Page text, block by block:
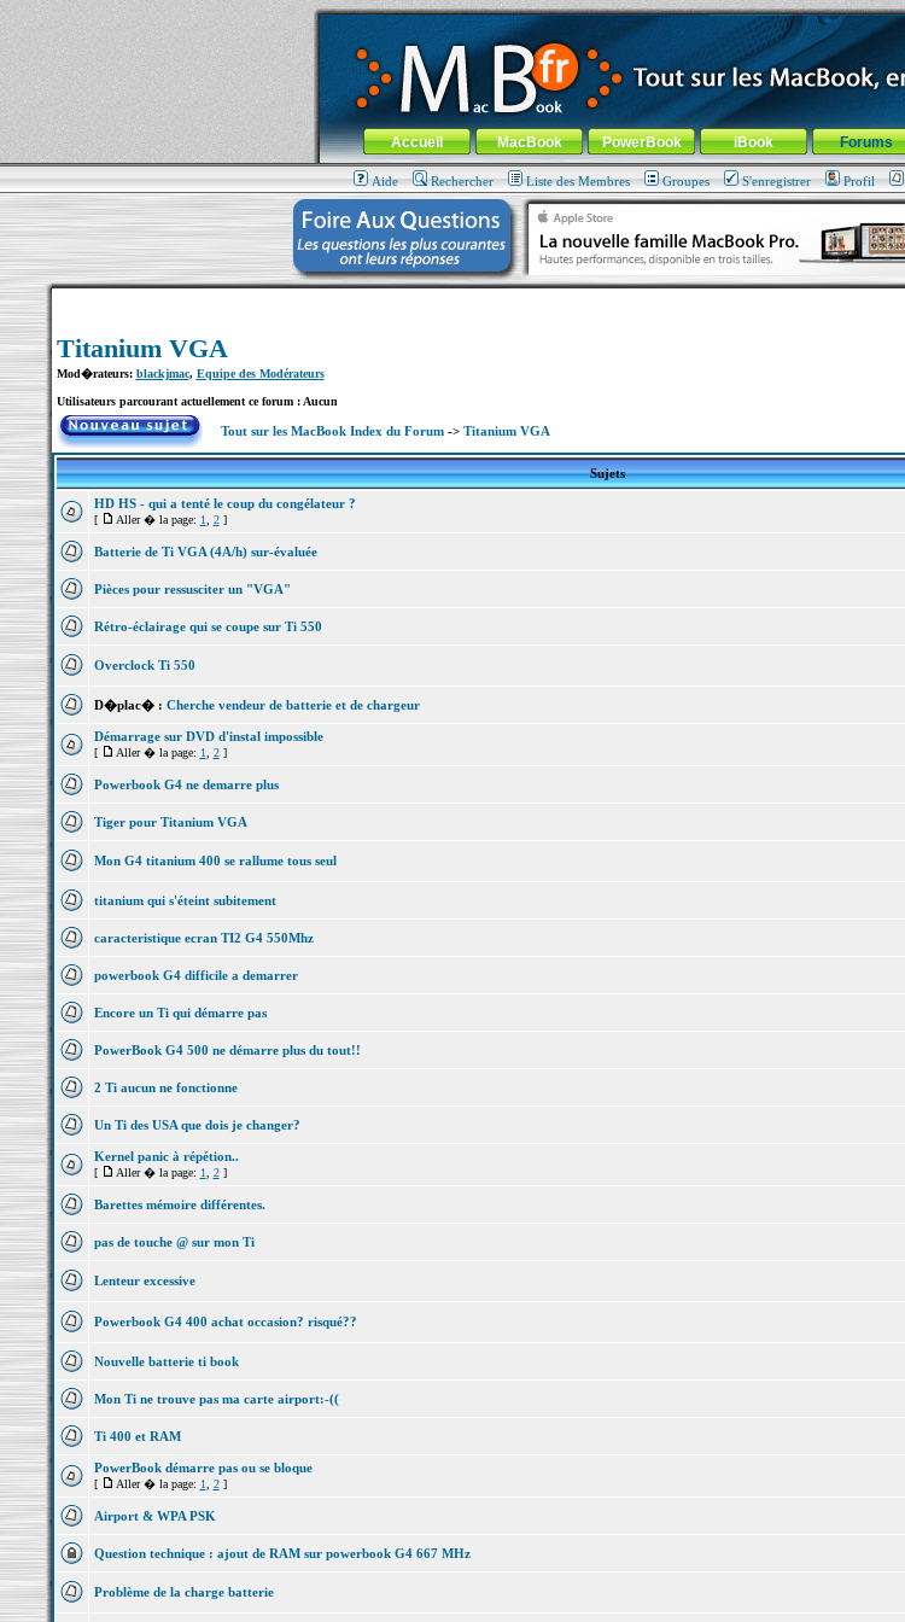
MacBook-fr.com : 100% Apple... 100% nomade !
Aller au contenu-Aller au menu général-Aller au menu de la rubrique
Menu général
Accueil MacBook PowerBook iBook Forums
Aide Rechercher Liste des Membres Groupes S'enregistrer Profil
Titanium VGA
Mod�rateurs: blackjmac, Equipe des Modérateurs
Utilisateurs parcourant actuellement ce forum : Aucun
Tout sur les MacBook Index du Forum-> Titanium VGA
Sujets
HD HS - qui a tenté le coup du congélateur ?
[ Aller � la page: 1 2]
Batterie de Ti VGA (4A/h) sur-évaluée
Pièces pour ressusciter un "VGA"
Rétro-éclairage qui se coupe sur Ti 550
Overclock Ti 550
D�plac� : Cherche vendeur de batterie et de chargeur
Démarrage sur DVD d'instal impossible
[ Aller � la page: 1 2]
Powerbook G4 ne demarre plus
Tiger pour Titanium VGA
Mon G4 titanium 400 se rallume tous seul
titanium qui s'éteint subitement
caracteristique ecran TI2 G4 550Mhz
powerbook G4 difficile a demarrer
Encore un Ti qui démarre pas
PowerBook G4 500 ne démarre plus du tout!!
2 Ti aucun ne fonctionne
Un Ti des USA que dois je changer?
Kernel panic à répétion..
[ Aller � la page: 1 2]
Barettes mémoire différentes.
pas de touche @ sur mon Ti
Lenteur excessive
Powerbook G4 400 achat occasion? risqué??
Nouvelle batterie ti book
Mon Ti ne trouve pas ma carte airport:-((
Ti 400 et RAM
PowerBook démarre pas ou se bloque
[ Aller � la page: 1 2]
Airport & WPA PSK
Question technique : ajout de RAM sur powerbook G4 667 MHz
Problème de la charge batterie